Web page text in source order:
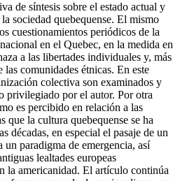
de síntesis sobre el estado actual y
sociedad quebequense. El mismo
cuestionamientos periódicos de la
en el Quebec, en la medida en
a las libertades individuales y, más
las comunidades étnicas. En este
colectiva son examinados y
privilegiado por el autor. Por otra
es percibido en relación a las
que la cultura quebequense se ha
décadas, en especial el pasaje de un
paradigma de emergencia, así
lealtades europeas
la americanidad. El artículo continúa